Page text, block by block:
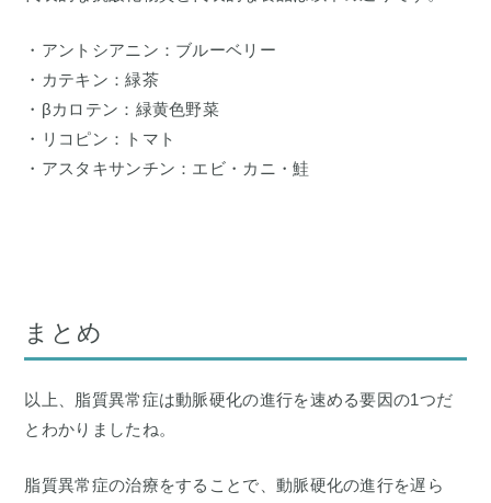
・アントシアニン：ブルーベリー
・カテキン：緑茶
・βカロテン：緑黄色野菜
・リコピン：トマト
・アスタキサンチン：エビ・カニ・鮭
まとめ
以上、脂質異常症は動脈硬化の進行を速める要因の1つだ
とわかりましたね。
脂質異常症の治療をすることで、動脈硬化の進行を遅ら